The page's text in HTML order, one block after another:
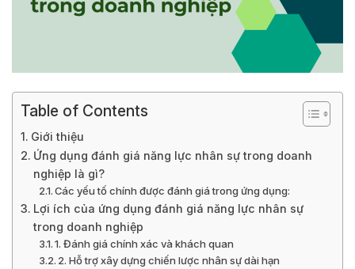
Table of Contents
Giới thiệu
Ứng dụng đánh giá năng lực nhân sự trong doanh
nghiệp là gì?
Các yếu tố chính được đánh giá trong ứng dụng:
Lợi ích của ứng dụng đánh giá năng lực nhân sự
trong doanh nghiệp
1. Đánh giá chính xác và khách quan
2. Hỗ trợ xây dựng chiến lược nhân sự dài hạn